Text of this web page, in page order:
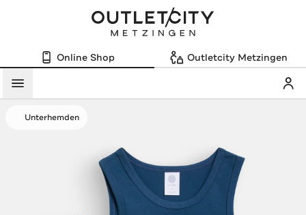
Online Shop Outletcity Metzingen
Menü
Unterhemden